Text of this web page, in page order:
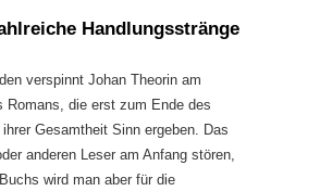
Handlungsstränge
verspinnt Johan Theorin am
Romans, die erst zum Ende des
Gesamtheit Sinn ergeben. Das
anderen Leser am Anfang stören,
wird man aber für die